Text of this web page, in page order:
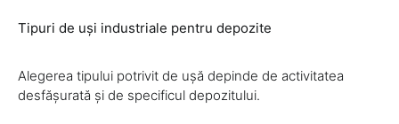
Tipuri de uși industriale pentru depozite
Alegerea tipului potrivit de ușă depinde de activitatea
desfășurată și de specificul depozitului.